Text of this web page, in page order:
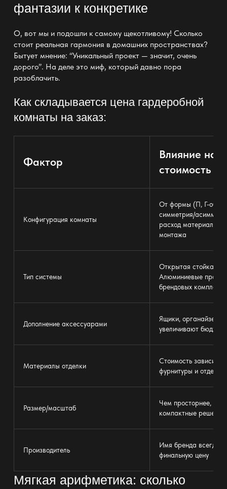
фантазии к конкретике
О, вот мы и подошли к самому щекотливому! Сколько
стоит реальная гармония в домашних пространствах?
Бытует мнение: “Уникальный проект — значит, очень
дорого”. На деле это миф, который давно пора
разоблачить.
Как складывается цена гардеробной
комнаты на заказ:
Фактор
Влияние на
стоимость
Конфигурация комнаты
От формы (П, Г-
симметрия/
расход материала и
монтажа
Тип системы
Открытая стойка
Алюминиевые
брендовых
Дополнение аксессуарами
Ящики, органайзеры,
увеличивают бюджет
Материалы отделки
Стоимость зависит
фурнитуры и
Размер/масштаб
Чем просторнее,
компактные
Производитель
Имя бренда всегда
финальную цену
Мягкая арифметика: сколько